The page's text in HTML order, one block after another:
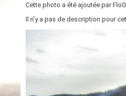
Cette photo a été ajoutée par
Il n'y a pas de description pour